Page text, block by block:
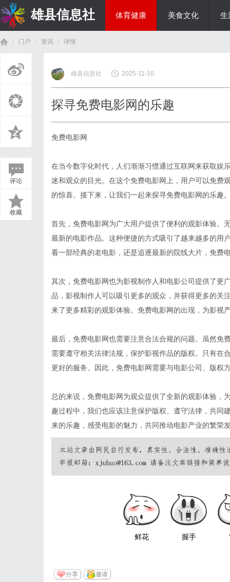
雄县信息社 体育健康 美食文化 生
门户 资讯
›
详情
评论
收藏
雄县信息社 2025-11-10
探寻免费电影网的乐趣
免费电影网
在当今数字化时代，人们渐渐习惯通过互联网来获取娱
迷和观众的目光。在这个免费电影网上，用户可以免费
的惊喜。接下来，让我们一起来探寻免费电影网的乐趣
首先，免费电影网为广大用户提供了便利的观影体验。
最新的电影作品。这种便捷的方式吸引了越来越多的用
看一部经典的老电影，还是追逐最新的院线大片，免费
其次，免费电影网也为影视制作人和电影公司提供了更
品，影视制作人可以吸引更多的观众，并获得更多的关
来了更多精彩的观影体验。免费电影网的出现，为影视
最后，免费电影网也需要注意合法合规的问题。虽然免
需要遵守相关法律法规，保护影视作品的版权。只有在
更好的服务。因此，免费电影网需要与电影公司、版权
总的来说，免费电影网为观众提供了全新的观影体验，
趣过程中，我们也应该注意保护版权、遵守法律，共同
来的乐趣，感受电影的魅力，共同推动电影产业的繁荣
鲜花 握手
分享 邀请